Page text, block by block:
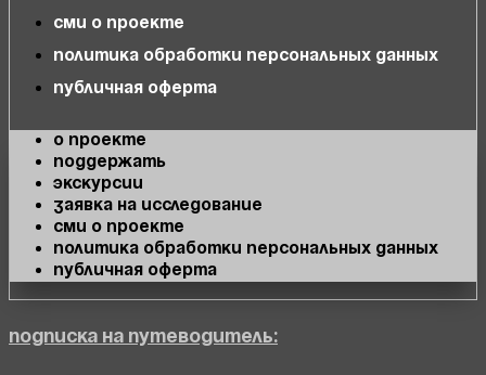
СМИ о проекте
Политика обработки персональных данных
Публичная оферта
О проекте
Поддержать
Экскурсии
Заявка на исследование
СМИ о проекте
Политика обработки персональных данных
Публичная оферта
Подписка на Путеводитель: